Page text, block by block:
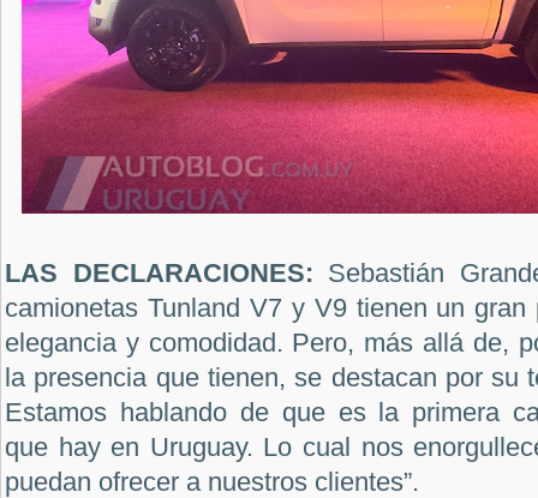
LAS DECLARACIONES: Sebastián
camionetas Tunland V7 y V9 tienen un
elegancia y comodidad. Pero, más allá de,
la presencia que tienen, se destacan por su
Estamos hablando de que es la primera
que hay en Uruguay. Lo cual nos
puedan ofrecer a nuestros clientes”.